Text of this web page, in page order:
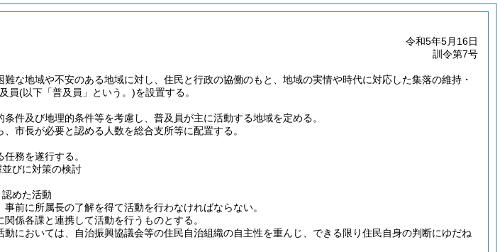
令和5年5月16日
訓令第7号
な地域や不安のある地域に対し、住民と行政の協働のもと、地域の実情や時代に対応した集落の維持・
員(以下「普及員」という。)を設置する。
件及び地理的条件等を考慮し、普及員が主に活動する地域を定める。
市長が必要と認める人数を総合支所等に配置する。
務を遂行する。
びに対策の検討
めた活動
前に所属長の了解を得て活動を行わなければならない。
係各課と連携して活動を行うものとする。
においては、自治振興協議会等の住民自治組織の自主性を重んじ、できる限り住民自身の判断にゆだね